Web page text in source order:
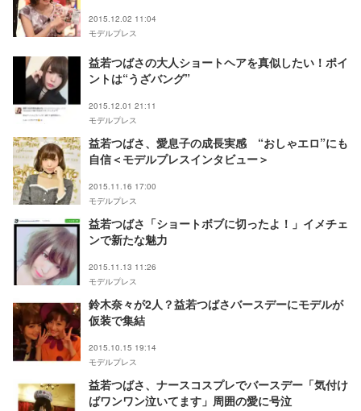
2015.12.02 11:04
モデルプレス
益若つばさの大人ショートヘアを真似したい！ポイ
ントは“うざバング”
2015.12.01 21:11
モデルプレス
益若つばさ、愛息子の成長実感 “おしゃエロ”にも
自信＜モデルプレスインタビュー＞
2015.11.16 17:00
モデルプレス
益若つばさ「ショートボブに切ったよ！」イメチェ
ンで新たな魅力
2015.11.13 11:26
モデルプレス
鈴木奈々が2人？益若つばさバースデーにモデルが
仮装で集結
2015.10.15 19:14
モデルプレス
益若つばさ、ナースコスプレでバースデー「気付け
ばワンワン泣いてます」周囲の愛に号泣